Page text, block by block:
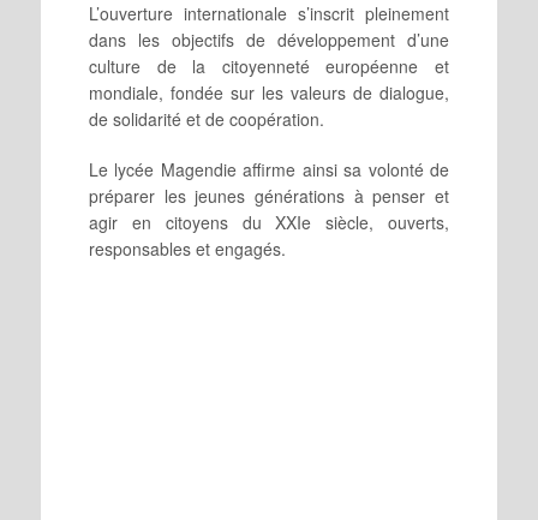
L’ouverture internationale s’inscrit pleinement
dans les objectifs de développement d’une
culture de la citoyenneté européenne et
mondiale, fondée sur les valeurs de dialogue,
de solidarité et de coopération.
Le lycée Magendie affirme ainsi sa volonté de
préparer les jeunes générations à penser et
agir en citoyens du XXIe siècle, ouverts,
responsables et engagés.